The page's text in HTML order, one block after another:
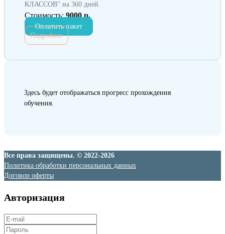
КЛАССОВ" на 360 дней.
Стоимость: 9000 р.
Оплатить пакет
Подробнее
Здесь будет отображаться прогресс прохождения
обучения.
Все права защищены. © 2022-2026
Политика обработки персональных данных
Договор оферты
Авторизация